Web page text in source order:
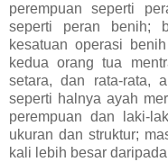
perempuan seperti
seperti peran benih;
kesatuan operasi
kedua orang tua
setara, dan rata-rata,
seperti halnya ayah
perempuan dan laki-
ukuran dan struktur;
kali lebih besar